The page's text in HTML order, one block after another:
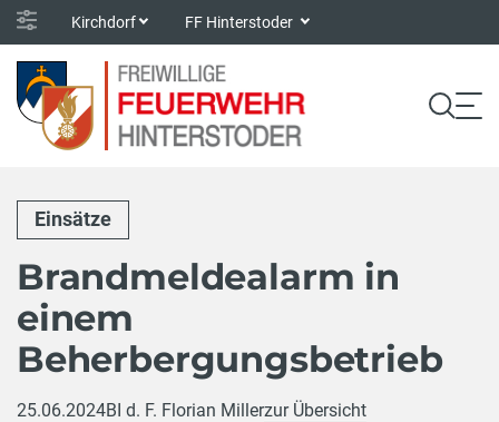
Kirchdorf FF Hinterstoder
Einsätze
Brandmeldealarm in
einem
Beherbergungsbetrieb
25.06.2024BI d. F. Florian Millerzur Übersicht